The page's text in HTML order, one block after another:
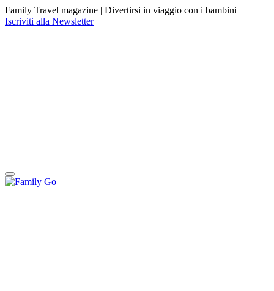
Family Travel magazine | Divertirsi in viaggio con i bambini
Iscriviti alla Newsletter